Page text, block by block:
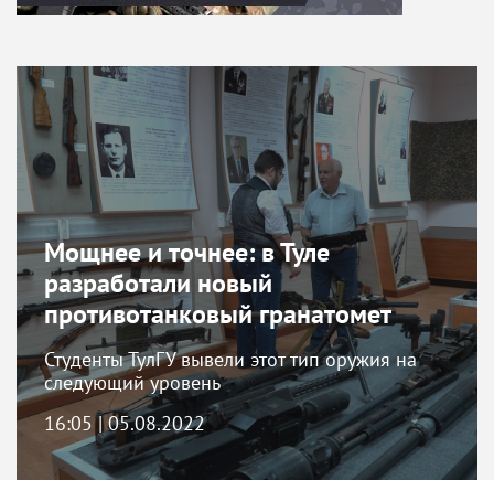
Мощнее и точнее: в Туле
разработали новый
противотанковый гранатомет
Студенты ТулГУ вывели этот тип оружия на
следующий уровень
16:05 | 05.08.2022